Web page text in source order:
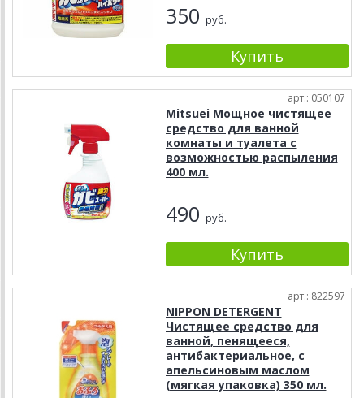
350 руб.
арт.: 050107
Mitsuei Мощное чистящее
средство для ванной
комнаты и туалета с
возможностью распыления
400 мл.
490 руб.
арт.: 822597
NIPPON DETERGENT
Чистящее средство для
ванной, пенящееся,
антибактериальное, с
апельсиновым маслом
(мягкая упаковка) 350 мл.